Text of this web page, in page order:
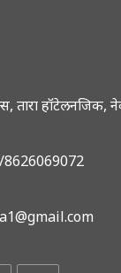
तारा हॉटेलनजिक,